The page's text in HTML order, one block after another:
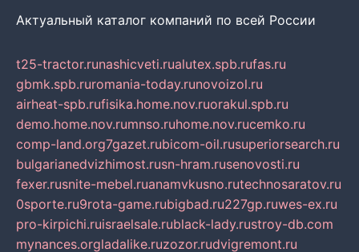
Актуальный каталог компаний по всей России
t25-tractor.runashicveti.rualutex.spb.rufas.ru
gbmk.spb.ruromania-today.runovoizol.ru
airheat-spb.rufisika.home.nov.ruorakul.spb.ru
demo.home.nov.rumnso.ruhome.nov.rucemko.ru
comp-land.org7gazet.rubicom-oil.rusuperiorsearch.ru
bulgarianedvizhimost.rusn-hram.rusenovosti.ru
fexer.rusnite-mebel.ruanamvkusno.rutechnosaratov.ru
0sporte.ru9rota-game.rubigbad.ru227gp.ruwes-ex.ru
pro-kirpichi.ruisraelsale.rublack-lady.rustroy-db.com
mynances.orgladalike.ruzozor.rudvigremont.ru